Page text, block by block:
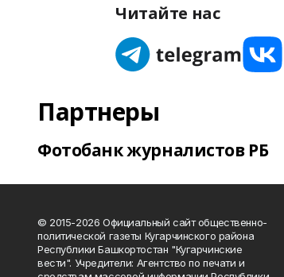
Читайте нас
Партнеры
Фотобанк журналистов РБ
© 2015-2026 Официальный сайт общественно-
политической газеты Кугарчинского района
Республики Башкортостан "Кугарчинские
вести". Учредители: Агентство по печати и